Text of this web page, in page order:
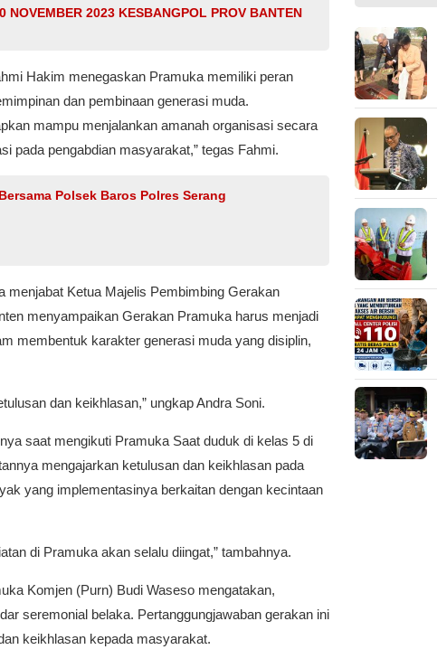
NOVEMBER 2023 KESBANGPOL PROV BANTEN
Hakim menegaskan Pramuka memiliki peran
dan pembinaan generasi muda.
mampu menjalankan amanah organisasi secara
pada pengabdian masyarakat,” tegas Fahmi.
Polsek Baros Polres Serang
menjabat Ketua Majelis Pembimbing Gerakan
menyampaikan Gerakan Pramuka harus menjadi
membentuk karakter generasi muda yang disiplin,
dan keikhlasan,” ungkap Andra Soni.
saat mengikuti Pramuka Saat duduk di kelas 5 di
mengajarkan ketulusan dan keikhlasan pada
yang implementasinya berkaitan dengan kecintaan
di Pramuka akan selalu diingat,” tambahnya.
Komjen (Purn) Budi Waseso mengatakan,
seremonial belaka. Pertanggungjawaban gerakan ini
keikhlasan kepada masyarakat.